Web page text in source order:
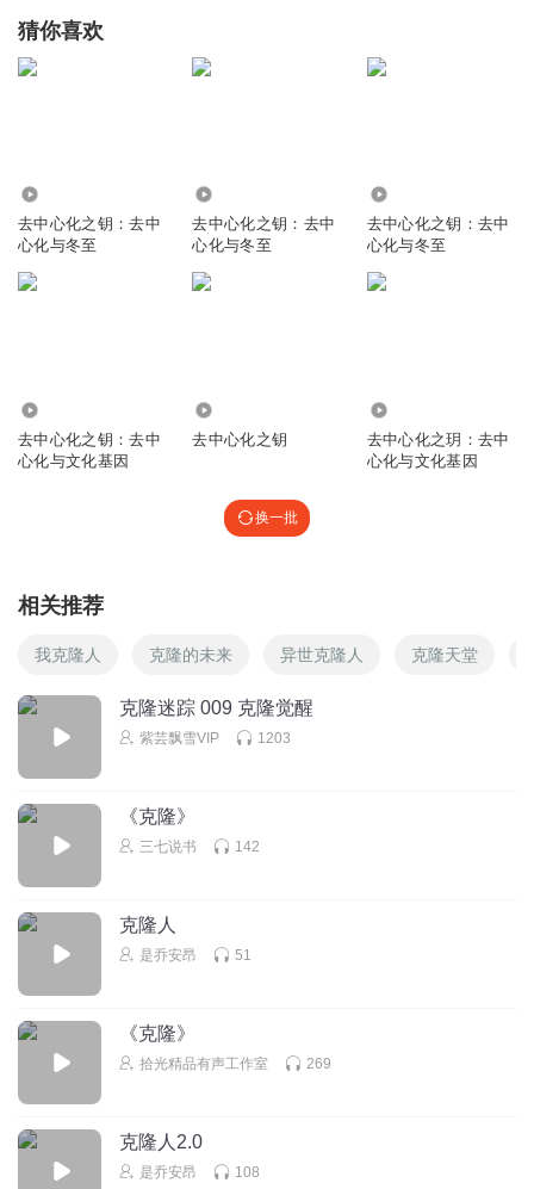
猜你喜欢
去中心化之钥：去中
心化与冬至
去中心化之钥：去中
心化与冬至
去中心化之钥：去中
心化与冬至
去中心化之钥：去中
心化与文化基因
去中心化之钥
去中心化之玥：去中
心化与文化基因
换一批
相关推荐
我克隆人 克隆的未来 异世克隆人 克隆天堂
克隆迷踪 009 克隆觉醒
紫芸飘雪VIP 1203
《克隆》
三七说书 142
克隆人
是乔安昂 51
《克隆》
拾光精品有声工作室 269
克隆人2.0
是乔安昂 108